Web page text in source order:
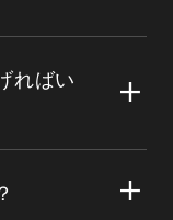
わせくださ
場合はブラシ
製部分につい
は使用後に汗
ればい
地盤の安定し